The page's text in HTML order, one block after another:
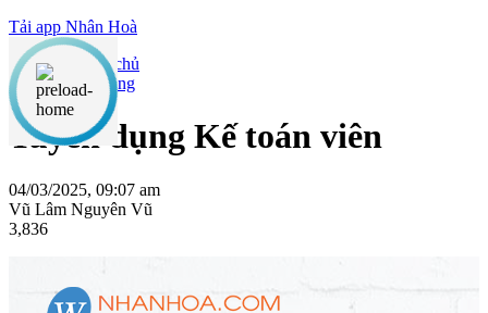
Tải app Nhân Hoà
Tuyển dụng
Tuyển dụng Kế toán viên
04/03/2025, 09:07 am
Vũ Lâm Nguyên Vũ
3,836